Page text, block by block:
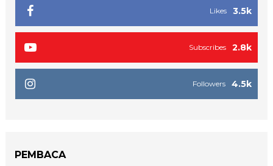
3.5k
Likes
2.8k
Subscribes
4.5k
Followers
PEMBACA